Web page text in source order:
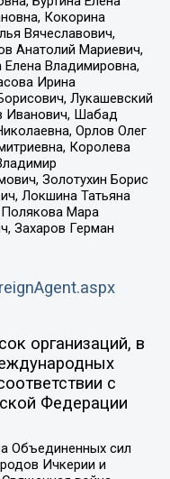
Кокорина
Вячеславович,
Анатолий Мариевич,
Владимировна,
Ирина
Лукашевский
Иванович, Шабад
Орлов Олег
Королева
Золотухин Борис
Локшина Татьяна
Мара
Захаров Герман
организаций, в
с
Федерации
Объединенных сил
Ичкерии и